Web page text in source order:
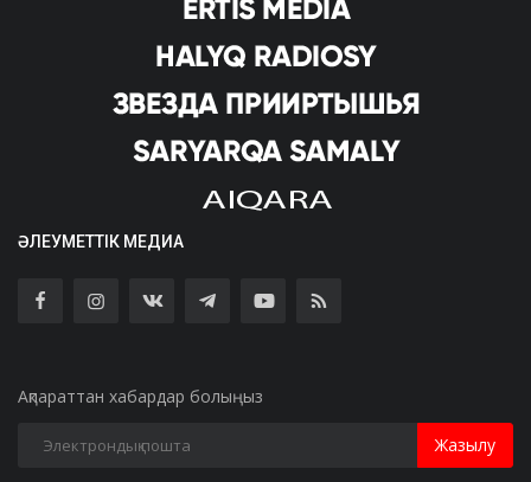
ӘЛЕУМЕТТІК МЕДИА
Ақпараттан хабардар болыңыз
Жазылу